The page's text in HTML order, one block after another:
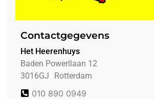
Contactgegevens
Het Heerenhuys
Baden Powerllaan 12
3016GJ
Rotterdam
010 890 0949